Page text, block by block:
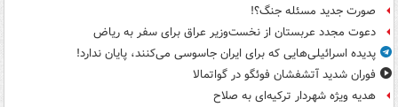
صورت جدید مسئله جنگ؟!
دعوت مجدد عربستان از نخست‌وزیر عراق برای سفر به ریاض
پدیده اسرائیلی‌هایی که برای ایران جاسوسی می‌کنند، پایان ندارد!
فوران شدید آتشفشان فوئگو در گواتمالا
هدیه ویژه شهردار ترکیه‌ای به صلاح